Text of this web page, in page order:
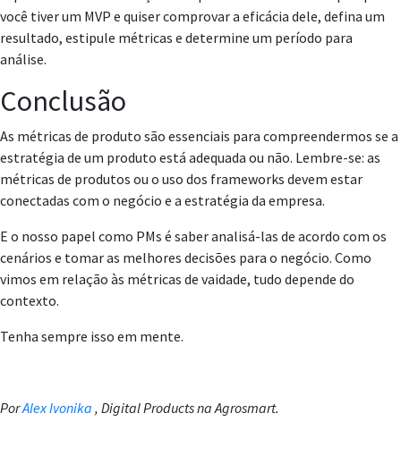
você tiver um MVP e quiser comprovar a eficácia dele, defina um
resultado, estipule métricas e determine um período para
análise.
Conclusão
As métricas de produto são essenciais para compreendermos se a
estratégia de um produto está adequada ou não. Lembre-se: as
métricas de produtos ou o uso dos frameworks devem estar
conectadas com o negócio e a estratégia da empresa.
E o nosso papel como PMs é saber analisá-las de acordo com os
cenários e tomar as melhores decisões para o negócio. Como
vimos em relação às métricas de vaidade, tudo depende do
contexto.
Tenha sempre isso em mente.
PorAlex Ivonika , Digital Products na Agrosmart.